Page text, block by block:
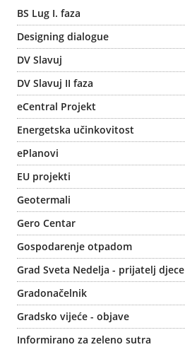
BS Lug I. faza
Designing dialogue
DV Slavuj
DV Slavuj II faza
eCentral Projekt
Energetska učinkovitost
ePlanovi
EU projekti
Geotermali
Gero Centar
Gospodarenje otpadom
Grad Sveta Nedelja - prijatelj djece
Gradonačelnik
Gradsko vijeće - objave
Informirano za zeleno sutra